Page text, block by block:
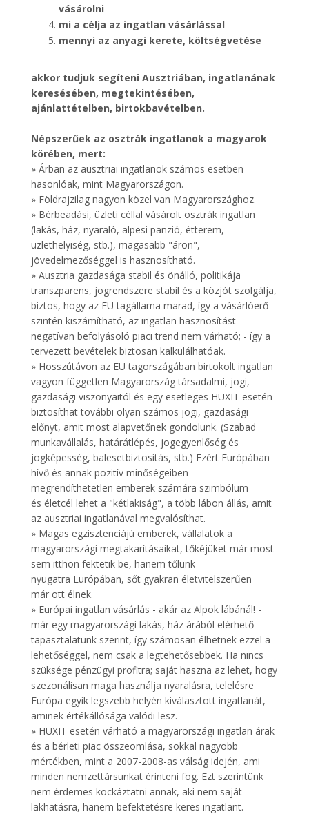
vásárolni
mi a célja az ingatlan vásárlással
mennyi az anyagi kerete, költségvetése
akkor tudjuk segíteni Ausztriában, ingatlanának
keresésében, megtekintésében,
ajánlattételben, birtokbavételben.
Népszerűek az osztrák ingatlanok a magyarok
körében, mert:
» Árban az ausztriai ingatlanok számos esetben
hasonlóak, mint Magyarországon.
» Földrajzilag nagyon közel van Magyarországhoz.
» Bérbeadási, üzleti céllal vásárolt osztrák ingatlan
(lakás, ház, nyaraló, alpesi panzió, étterem,
üzlethelyiség, stb.), magasabb "áron",
jövedelmezőséggel is hasznosítható.
» Ausztria gazdasága stabil és önálló, politikája
transzparens, jogrendszere stabil és a közjót szolgálja,
biztos, hogy az EU tagállama marad, így a vásárlóerő
szintén kiszámítható, az ingatlan hasznosítást
negatívan befolyásoló piaci trend nem várható; - így a
tervezett bevételek biztosan kalkulálhatóak.
» Hosszútávon az EU tagországában birtokolt ingatlan
vagyon független Magyarország társadalmi, jogi,
gazdasági viszonyaitól és egy esetleges HUXIT esetén
biztosíthat további olyan számos jogi, gazdasági
előnyt, amit most alapvetőnek gondolunk. (Szabad
munkavállalás, határátlépés, jogegyenlőség és
jogképesség, balesetbiztosítás, stb.) Ezért Európában
hívő és annak pozitív minőségeiben
megrendíthetetlen emberek számára szimbólum
és életcél lehet a "kétlakiság", a több lábon állás, amit
az ausztriai ingatlanával megvalósíthat.
» Magas egzisztenciájú emberek, vállalatok a
magyarországi megtakarításaikat, tőkéjüket már most
sem itthon fektetik be, hanem tőlünk
nyugatra Európában, sőt gyakran életvitelszerűen
már ott élnek.
» Európai ingatlan vásárlás - akár az Alpok lábánál! -
már egy magyarországi lakás, ház árából elérhető
tapasztalatunk szerint, így számosan élhetnek ezzel a
lehetőséggel, nem csak a legtehetősebbek. Ha nincs
szüksége pénzügyi profitra; saját haszna az lehet, hogy
szezonálisan maga használja nyaralásra, telelésre
Európa egyik legszebb helyén kiválasztott ingatlanát,
aminek értékállósága valódi lesz.
» HUXIT esetén várható a magyarországi ingatlan árak
és a bérleti piac összeomlása, sokkal nagyobb
mértékben, mint a 2007-2008-as válság idején, ami
minden nemzettársunkat érinteni fog. Ezt szerintünk
nem érdemes kockáztatni annak, aki nem saját
lakhatásra, hanem befektetésre keres ingatlant.